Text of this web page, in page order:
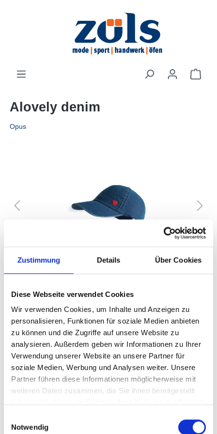
Zustimmung Details Über Cookies
Diese Webseite verwendet Cookies
Wir verwenden Cookies, um Inhalte und Anzeigen zu
personalisieren, Funktionen für soziale Medien anbieten
zu können und die Zugriffe auf unsere Website zu
analysieren. Außerdem geben wir Informationen zu Ihrer
Verwendung unserer Website an unsere Partner für
soziale Medien, Werbung und Analysen weiter. Unsere
Partner führen diese Informationen möglicherweise mit
weiteren Daten zusammen, die Sie ihnen bereitgestellt
Notwendig
Alovely denim
Opus
13,00 €* %
25,99 €* (49.98% gespart)
Preise inkl. MwSt. zzgl. Versandkosten
Größe
One Size
Anzahl
In den Warenkorb
4255720274422